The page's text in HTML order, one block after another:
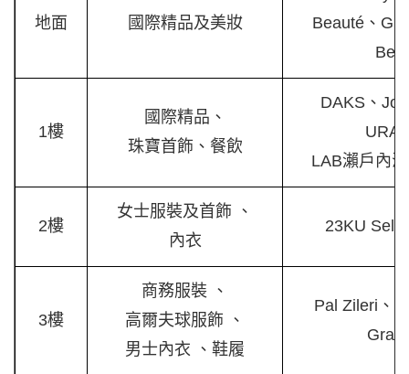
地面 國際精品及美妝
Beauté、
1樓
國際精品、
珠寶首飾、餐飲
DAKS、
LAB瀨戶內
2樓
女士服裝及首飾 、
內衣
23KU
3樓
商務服裝 、
高爾夫球服飾 、
男士內衣 、鞋履
Pal Zileri、